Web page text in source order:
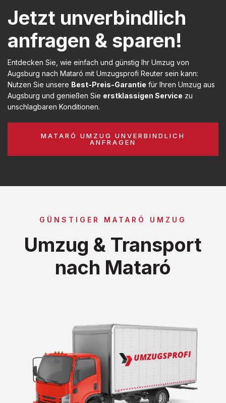
Jetzt unverbindlich
anfragen & sparen!
Entdecken Sie, wie einfach und günstig Ihr Umzug von
Augsburg nach Mataró mit Umzugsprofi Reuter sein kann:
Nutzen Sie unsere Best-Preis-Garantie für Ihren Umzug aus
Augsburg und genießen Sie erstklassigen Service zu
unschlagbaren Konditionen.
MATARÓ UMZUG UNVERBINDLICH
ANFRAGEN
GÜNSTIGER MATARÓ UMZUG
Umzug & Transport
nach Mataró